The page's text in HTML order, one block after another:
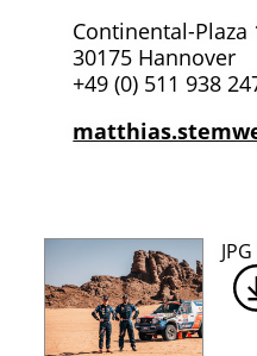
Continental-Plaza
30175 Hannover
+49 (0) 511 938